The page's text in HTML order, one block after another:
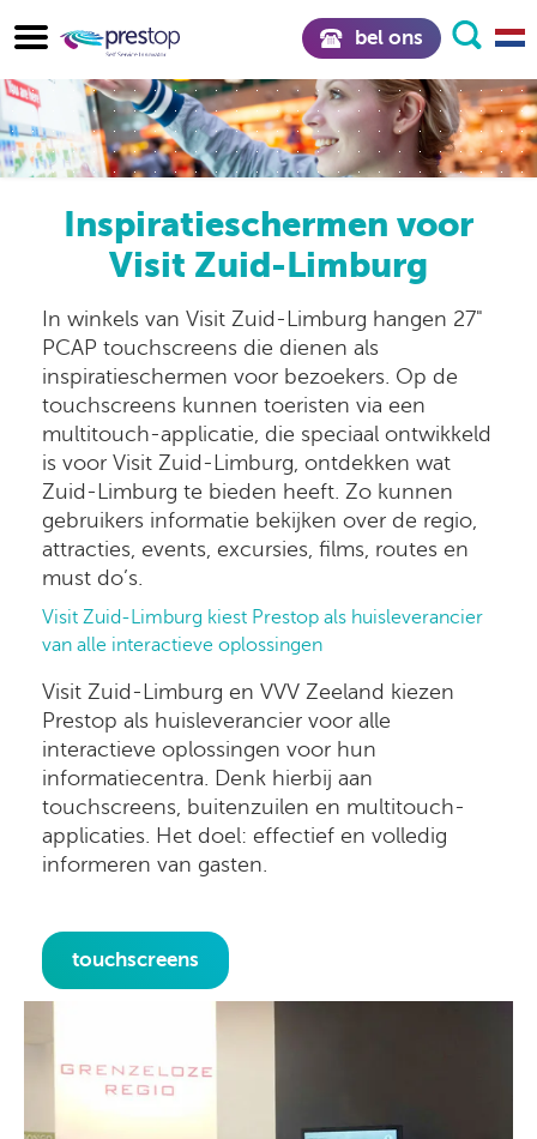
bel ons
Inspiratieschermen voor
Visit Zuid-Limburg
In winkels van Visit Zuid-Limburg hangen 27"
PCAP touchscreens die dienen als
inspiratieschermen voor bezoekers. Op de
touchscreens kunnen toeristen via een
multitouch-applicatie, die speciaal ontwikkeld
is voor Visit Zuid-Limburg, ontdekken wat
Zuid-Limburg te bieden heeft. Zo kunnen
gebruikers informatie bekijken over de regio,
attracties, events, excursies, films, routes en
must do’s.
Visit Zuid-Limburg kiest Prestop als huisleverancier
van alle interactieve oplossingen
Visit Zuid-Limburg en VVV Zeeland kiezen
Prestop als huisleverancier voor alle
interactieve oplossingen voor hun
informatiecentra. Denk hierbij aan
touchscreens, buitenzuilen en multitouch-
applicaties. Het doel: effectief en volledig
informeren van gasten.
touchscreens